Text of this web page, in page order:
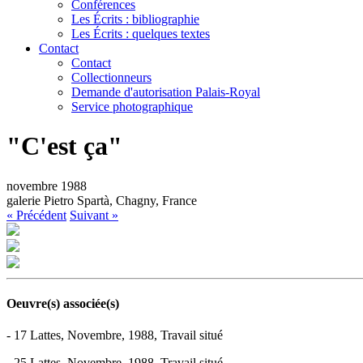
Conférences
Les Écrits : bibliographie
Les Écrits : quelques textes
Contact
Contact
Collectionneurs
Demande d'autorisation Palais-Royal
Service photographique
"C'est ça"
novembre 1988
galerie Pietro Spartà, Chagny, France
« Précédent Suivant »
Oeuvre(s) associée(s)
- 17 Lattes, Novembre, 1988, Travail situé